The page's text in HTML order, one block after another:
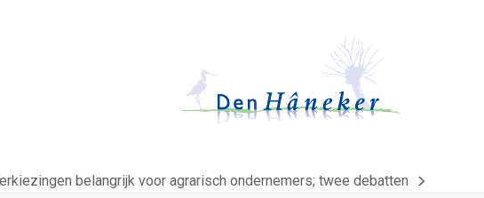
belangrijk voor agrarisch ondernemers; twee debatten